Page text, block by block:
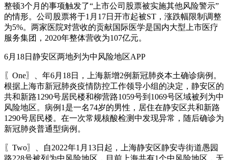
整顿3个月的事项触发了“上市公司股票被实施其他风险警示”
的情形。公司股票将于1月17日开市起被ST，涨跌幅限制调整
为5%。两家医院对营收的贡献国际医学是国内大型上市医疗
服务集团，2020年整体营收为107亿元。
6月18日静安区两地列为中风险地区APP
〖One〗、年6月18日，上海新增2例新冠肺炎本土确诊病例。
根据上海市新冠肺炎疫情防控工作领导小组的决定，静安区的
共和新路1290号居民楼和柳营路1059号到1069号区域被列为中
风险地区。病例1是一名74岁的男性，居住在静安区共和新路
1290号居民楼。在一次常规核酸检测中发现异常，随后确诊为
新冠肺炎普通型病例。
〖Two〗、自2022年1月13日起，上海静安区静安寺街道愚园
路228号被列为中风险地区，目前上海共有1个中风险地区，无